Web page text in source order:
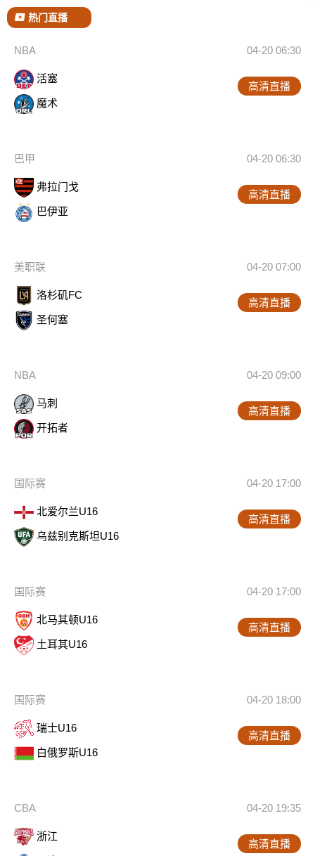
热门直播
NBA 04-20 06:30
活塞
魔术
高清直播
巴甲 04-20 06:30
弗拉门戈
巴伊亚
高清直播
美职联 04-20 07:00
洛杉矶FC
圣何塞
高清直播
NBA 04-20 09:00
马刺
开拓者
高清直播
国际赛 04-20 17:00
北爱尔兰U16
乌兹别克斯坦U16
高清直播
国际赛 04-20 17:00
北马其顿U16
土耳其U16
高清直播
国际赛 04-20 18:00
瑞士U16
白俄罗斯U16
高清直播
CBA 04-20 19:35
浙江
高清直播